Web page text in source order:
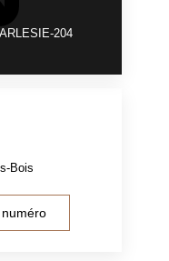
ARLESIE-204
Bois